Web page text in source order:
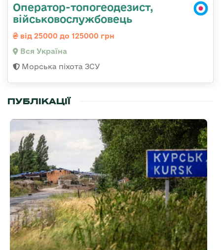
Оператор-топогеодезист,
військовослужбовець
від 25000 до 125000 грн
Вся Україна
Морська піхота ЗСУ
ПУБЛІКАЦІЇ